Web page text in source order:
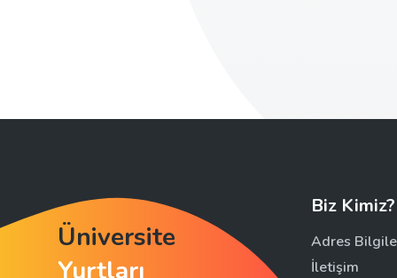
Üniversite
Yurtları
Biz Kimiz?
Adres
İletişim